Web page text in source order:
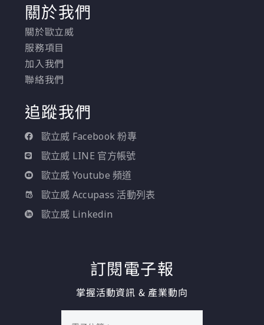
關於我們
關於歐立威
服務項目
加入我們
聯絡我們
追蹤我們
歐立威 Facebook 粉專
歐立威 LINE 官方帳號
歐立威 Youtube 頻道
歐立威 Accupass 活動列表
歐立威 Linkedin
訂閱電子報
掌握活動資訊 & 產業動向